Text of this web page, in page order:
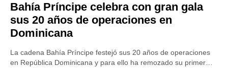
Bahía Príncipe celebra con gran gala
sus 20 años de operaciones en
Dominicana
La cadena Bahía Príncipe festejó sus 20 años de operaciones
en República Dominicana y para ello ha remozado su primer…